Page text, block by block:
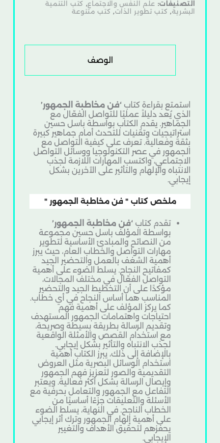
التصنيفات: علم النفس والاجتماع, كتب التنمية
البشرية, كتب تطوير الذات, كتب متنوعة
الوصف
استمتع بقراءة كتاب ‘فن مخاطبة الجمهور’
الذي يُعد دليلاً عمليًا للتواصل الفعّال مع
الجماهير. يقدم الكتاب بواسطة باسل حسين
استراتيجيات وتقنيات للتحدث أمام جماهير كبيرة
بثقة وفعالية. تعرف على كيفية التواصل مع
الجمهور في عصر التكنولوجيا ووسائل التواصل
الاجتماعي، واكتسب المهارات اللازمة لجذب
الانتباه والإلهام والتأثير على الآخرين بشكل
إيجابي.
ملخص كتاب " فن مخاطبة الجمهور "
تقدم كتاب ‘فن مخاطبة الجمهور’
بواسطة المؤلف باسل حسين مجموعة
من النصائح والمبادئ الأساسية لتطوير
مهارات التواصل والخطاب العام، حيث يبرز
أهمية الشغف بالعمل والتحضير الجيد
كمفاتيح النجاح. يسلط الضوء على أهمية
التواصل الفعّال في مختلف المجالات،
مؤكدًا على أن التخطيط الجيد والتحضير
المناسب هما أساس النجاح في أي خطاب.
كما يركز المؤلف على أهمية فهم
احتياجات واهتمامات الجمهور المستهدف
وتقديم الرسالة بطريقة بسيطة وصريحة،
مع استخدام القصص والأمثلة الواقعية
لجذب الانتباه والتأثير بشكل إيجابي.
بالإضافة إلى ذلك، يبرز الكتاب أهمية
استخدام الوسائل البصرية مثل العروض
التقديمية والصور لتعزيز فهم الجمهور
وإيصال الرسالة بشكل أكثر فعالية. ويعتبر
التفاعل مع الجمهور والتعامل بحرفية مع
الأسئلة والتعليقات جزءًا أساسيًا من
الخطاب الناجح. في النهاية، يسلط الضوء
على أهمية إلهام الجمهور وترك أثر إيجابي
يحفزهم لتحقيق الأهداف والتغيير
الإيجابي.